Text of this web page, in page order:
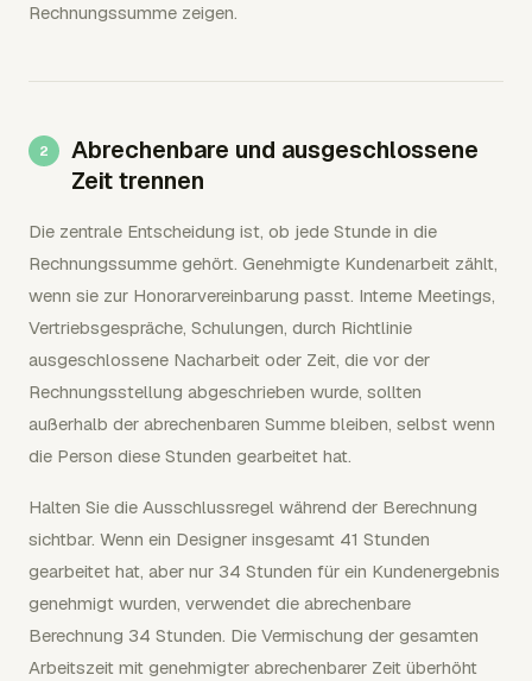
Rechnungssumme zeigen.
Abrechenbare und ausgeschlossene
Zeit trennen
Die zentrale Entscheidung ist, ob jede Stunde in die
Rechnungssumme gehört. Genehmigte Kundenarbeit zählt,
wenn sie zur Honorarvereinbarung passt. Interne Meetings,
Vertriebsgespräche, Schulungen, durch Richtlinie
ausgeschlossene Nacharbeit oder Zeit, die vor der
Rechnungsstellung abgeschrieben wurde, sollten
außerhalb der abrechenbaren Summe bleiben, selbst wenn
die Person diese Stunden gearbeitet hat.
Halten Sie die Ausschlussregel während der Berechnung
sichtbar. Wenn ein Designer insgesamt 41 Stunden
gearbeitet hat, aber nur 34 Stunden für ein Kundenergebnis
genehmigt wurden, verwendet die abrechenbare
Berechnung 34 Stunden. Die Vermischung der gesamten
Arbeitszeit mit genehmigter abrechenbarer Zeit überhöht